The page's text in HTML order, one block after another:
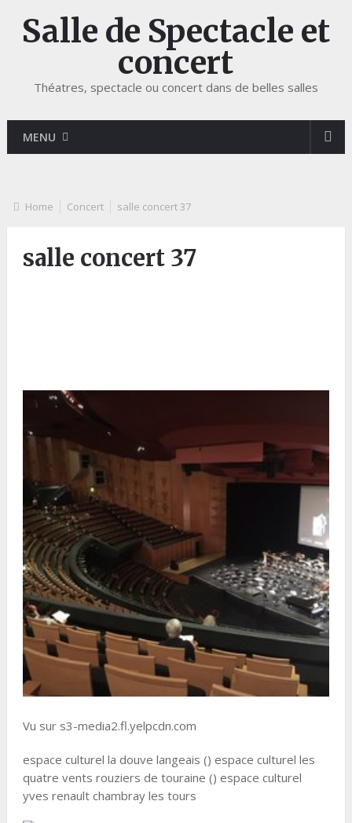
Salle de Spectacle et
concert
Théatres, spectacle ou concert dans de belles salles
MENU
Home Concert salle concert 37
salle concert 37
Vu sur s3-media2.fl.yelpcdn.com
espace culturel la douve langeais () espace culturel les
quatre vents rouziers de touraine () espace culturel
yves renault chambray les tours